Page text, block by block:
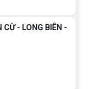
CỪ - LONG BIÊN -